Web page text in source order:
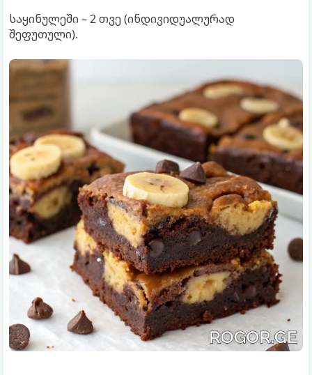
საყინულეში – 2 თვე (ინდივიდუალურად
შეფუთული).